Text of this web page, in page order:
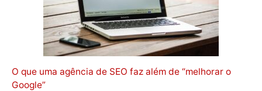
O que uma agência de SEO faz além de “melhorar o
Google”